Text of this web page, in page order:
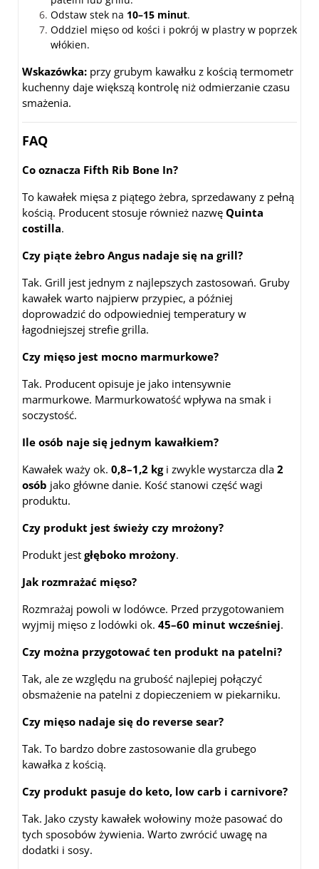
Odstaw stek na 10–15 minut.
Oddziel mięso od kości i pokrój w plastry w poprzek
włókien.
Wskazówka: przy grubym kawałku z kością termometr
kuchenny daje większą kontrolę niż odmierzanie czasu
smażenia.
FAQ
Co oznacza Fifth Rib Bone In?
To kawałek mięsa z piątego żebra, sprzedawany z pełną
kością. Producent stosuje również nazwę Quinta
costilla.
Czy piąte żebro Angus nadaje się na grill?
Tak. Grill jest jednym z najlepszych zastosowań. Gruby
kawałek warto najpierw przypiec, a później
doprowadzić do odpowiedniej temperatury w
łagodniejszej strefie grilla.
Czy mięso jest mocno marmurkowe?
Tak. Producent opisuje je jako intensywnie
marmurkowe. Marmurkowatość wpływa na smak i
soczystość.
Ile osób naje się jednym kawałkiem?
Kawałek waży ok. 0,8–1,2 kgi zwykle wystarcza dla 2
osób jako główne danie. Kość stanowi część wagi
produktu.
Czy produkt jest świeży czy mrożony?
Produkt jest głęboko mrożony.
Jak rozmrażać mięso?
Rozmrażaj powoli w lodówce. Przed przygotowaniem
wyjmij mięso z lodówki ok. 45–60 minut wcześniej.
Czy można przygotować ten produkt na patelni?
Tak, ale ze względu na grubość najlepiej połączyć
obsmażenie na patelni z dopieczeniem w piekarniku.
Czy mięso nadaje się do reverse sear?
Tak. To bardzo dobre zastosowanie dla grubego
kawałka z kością.
Czy produkt pasuje do keto, low carb i carnivore?
Tak. Jako czysty kawałek wołowiny może pasować do
tych sposobów żywienia. Warto zwrócić uwagę na
dodatki i sosy.